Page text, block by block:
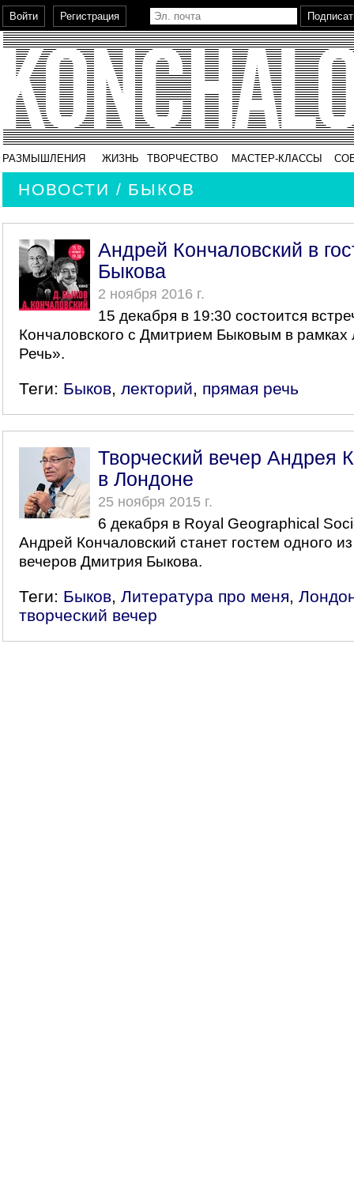
РАЗМЫШЛЕНИЯ ЖИЗНЬ ТВОРЧЕСТВО МАСТЕР-КЛАССЫ
НОВОСТИ / БЫКОВ
Андрей Кончаловский в
Быкова
2 ноября 2016 г.
15 декабря в 19:30 состоится
Кончаловского с Дмитрием Быковым в рамках
Речь».
Теги: Быков, лекторий, прямая речь
Творческий вечер Андрея
в Лондоне
25 ноября 2015 г.
6 декабря в Royal Geographical
Андрей Кончаловский станет гостем одного
вечеров Дмитрия Быкова.
Теги: Быков, Литература про меня,
творческий вечер